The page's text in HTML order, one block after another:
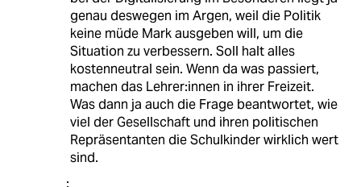
genau deswegen im Argen, weil die Politik
keine müde Mark ausgeben will, um die
Situation zu verbessern. Soll halt alles
kostenneutral sein. Wenn da was passiert,
machen das Lehrer:innen in ihrer Freizeit.
Was dann ja auch die Frage beantwortet, wie
viel der Gesellschaft und ihren politischen
Repräsentanten die Schulkinder wirklich wert
sind.